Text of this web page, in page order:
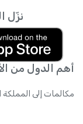
أهم الدول من
مكالمات إلى المملكة
نزّل